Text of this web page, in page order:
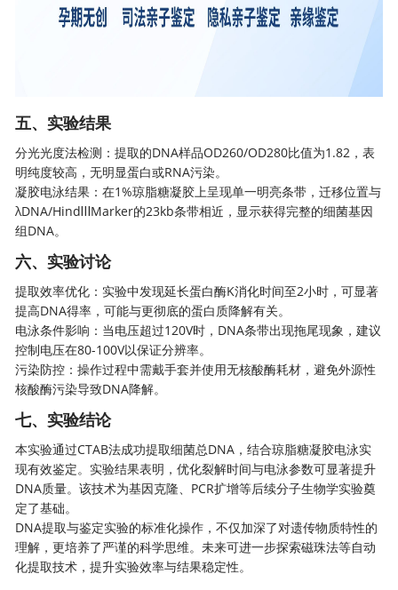
五、 实验结果
分光光度法检测：提取的DNA样品OD260/OD280比值为1.82，表
明纯度较高，无明显蛋白或RNA污染。
凝胶电泳结果：在1%琼脂糖凝胶上呈现单一明亮条带，迁移位置与
λDNA/HindⅢMarker的23kb条带相近，显示获得完整的细菌基因
组DNA。
六、实验讨论
提取效率优化：实验中发现延长蛋白酶K消化时间至2小时，可显著
提高DNA得率，可能与更彻底的蛋白质降解有关。
电泳条件影响：当电压超过120V时，DNA条带出现拖尾现象，建议
控制电压在80-100V以保证分辨率。
污染防控：操作过程中需戴手套并使用无核酸酶耗材，避免外源性
核酸酶污染导致DNA降解。
七、实验结论
本实验通过CTAB法成功提取细菌总DNA，结合琼脂糖凝胶电泳实
现有效鉴定。实验结果表明，优化裂解时间与电泳参数可显著提升
DNA质量。该技术为基因克隆、PCR扩增等后续分子生物学实验奠
定了基础。
DNA提取与鉴定实验的标准化操作，不仅加深了对遗传物质特性的
理解，更培养了严谨的科学思维。未来可进一步探索磁珠法等自动
化提取技术，提升实验效率与结果稳定性。